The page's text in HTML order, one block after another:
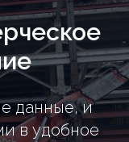
данные, и
в удобное